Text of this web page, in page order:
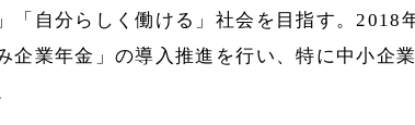
「自分らしく働ける」社会を目指す。2018
企業年金」の導入推進を行い、特に中小企